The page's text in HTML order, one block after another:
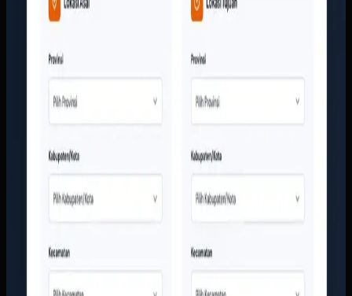
Tim layanan pelanggan terlalu sering menjawab
pertanyaan dasar seperti ongkir, cakupan kota, dan jenis
tampilan digital yang lebih meyakinkan agar calon
Kami membangun website responsif dengan kalkulator
ongkir, struktur layanan yang jelas, dan CTA yang langsung
bukti kerja perusahaan ditata supaya calon pelanggan bisa
Baca studi kasus lengkap